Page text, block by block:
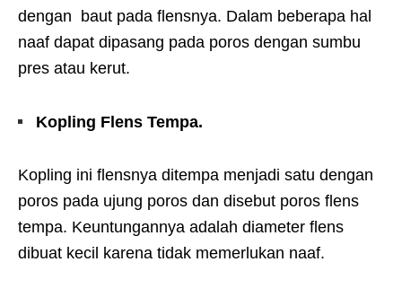
dengan baut pada flensnya. Dalam beberapa hal
naaf dapat dipasang pada poros dengan sumbu
pres atau kerut.
Kopling Flens Tempa.
Kopling ini flensnya ditempa menjadi satu dengan
poros pada ujung poros dan disebut poros flens
tempa. Keuntungannya adalah diameter flens
dibuat kecil karena tidak memerlukan naaf.